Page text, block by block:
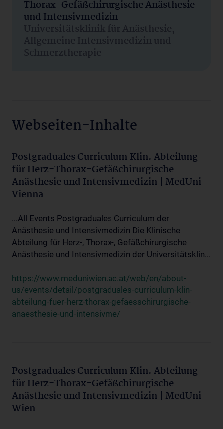
Thorax-Gefäßchirurgische Anästhesie
und Intensivmedizin
Universitätsklinik für Anästhesie,
Allgemeine Intensivmedizin und
Schmerztherapie
Webseiten-Inhalte
Postgraduales Curriculum Klin. Abteilung
für Herz-Thorax-Gefäßchirurgische
Anästhesie und Intensivmedizin | MedUni
Vienna
...All Events Postgraduales Curriculum der
Anästhesie und Intensivmedizin Die Klinische
Abteilung für Herz-, Thorax-, Gefäßchirurgische
Anästhesie und Intensivmedizin der Universitätsklin...
https://www.meduniwien.ac.at/web/en/about-
us/events/detail/postgraduales-curriculum-klin-
abteilung-fuer-herz-thorax-gefaesschirurgische-
anaesthesie-und-intensivme/
Postgraduales Curriculum Klin. Abteilung
für Herz-Thorax-Gefäßchirurgische
Anästhesie und Intensivmedizin | MedUni
Wien